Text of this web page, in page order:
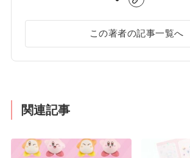
この著者の記事一覧へ
関連記事